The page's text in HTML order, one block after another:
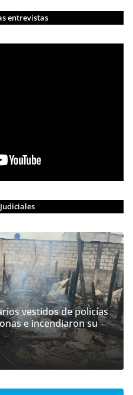
entrevistas
vestidos de policías
e incendiaron su